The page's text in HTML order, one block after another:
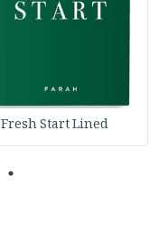
صابون
فيديوهات
يتكرر
خدمات
نيل
نشرة
الإصدارات
Fresh Start Lined
1